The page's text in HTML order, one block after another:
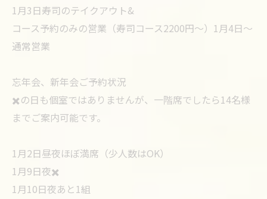
1月3日寿司のテイクアウト&
コース予約のみの営業（寿司コース2200円〜）1月4日〜
通常営業
忘年会、新年会ご予約状況
✖️の日も個室ではありませんが、一階席でしたら14名様
までご案内可能です。
1月2日昼夜ほぼ満席（少人数はOK）
1月9日夜✖️
1月10日夜あと1組